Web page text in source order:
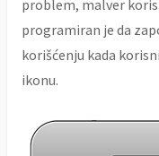
problem, malver
programiran je da
korišćenju kada
ikonu.